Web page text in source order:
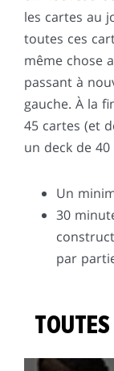
les cartes au
toutes ces
même chose
passant à
gauche. À la
45 cartes (et
un deck de 40
Un
30
par